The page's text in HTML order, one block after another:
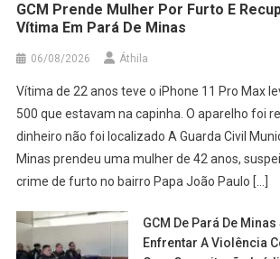
GCM Prende Mulher Por Furto E
Vítima Em Pará De Minas
06/08/2026 Áthila
Vítima de 22 anos teve o iPhone 11 Pro Max
500 que estavam na capinha. O aparelho foi
dinheiro não foi localizado A Guarda Civil
Minas prendeu uma mulher de 42 anos,
crime de furto no bairro Papa João Paulo […]
GCM De Pará De
Enfrentar A Violência